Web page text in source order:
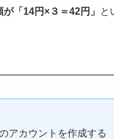
「14円×３＝42円」
と
アカウントを作成する